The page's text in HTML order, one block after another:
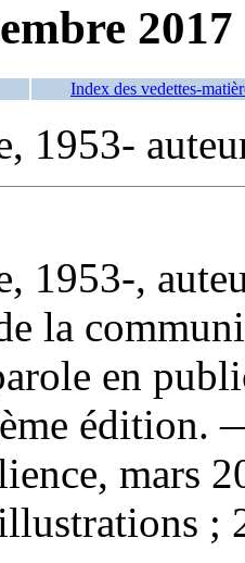
2017
Index des vedettes-
1953-
1953-,
la
en
édition.
mars